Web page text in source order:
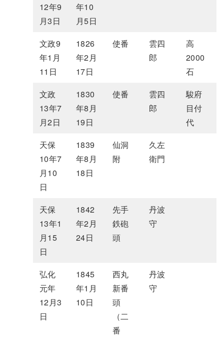
12年9
月3日
年10
月5日
文政9
年1月
11日
1826
年2月
17日
使番
雲四
郎
高
2000
石
文政
13年7
月2日
1830
年8月
19日
使番
雲四
郎
駿府
目付
代
天保
10年7
月10
日
1839
年8月
18日
仙洞
附
久左
衛門
天保
13年1
月15
日
1842
年2月
24日
先手
鉄砲
頭
丹波
守
弘化
元年
12月3
日
1845
年1月
10日
西丸
新番
頭
（二
番
丹波
守